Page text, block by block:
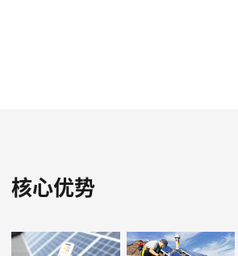
核心优势